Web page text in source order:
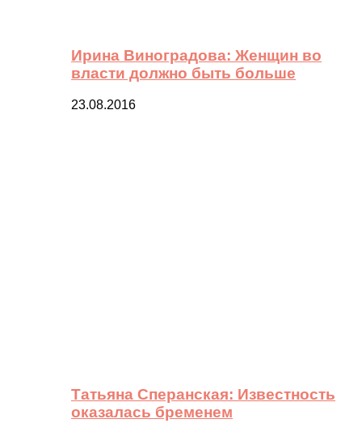
Ирина Виноградова: Женщин во
власти должно быть больше
23.08.2016
Татьяна Сперанская: Известность
оказалась бременем